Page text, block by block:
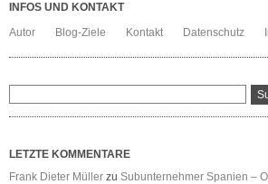
INFOS UND KONTAKT
Autor
Blog-Ziele Kontakt Datenschutz
LETZTE KOMMENTARE
Frank Dieter Müller zu Subunternehmer Spanien –